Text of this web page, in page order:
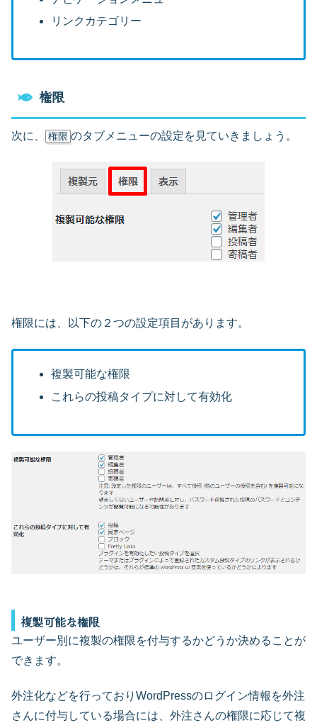
リンクカテゴリー
権限
次に、 権限 のタブメニューの設定を見ていきましょう。
権限には、以下の２つの設定項目があります。
複製可能な権限
これらの投稿タイプに対して有効化
複製可能な権限
ユーザー別に複製の権限を付与するかどうか決めることが
できます。
外注化などを行っておりWordPressのログイン情報を外注
さんに付与している場合には、外注さんの権限に応じて複